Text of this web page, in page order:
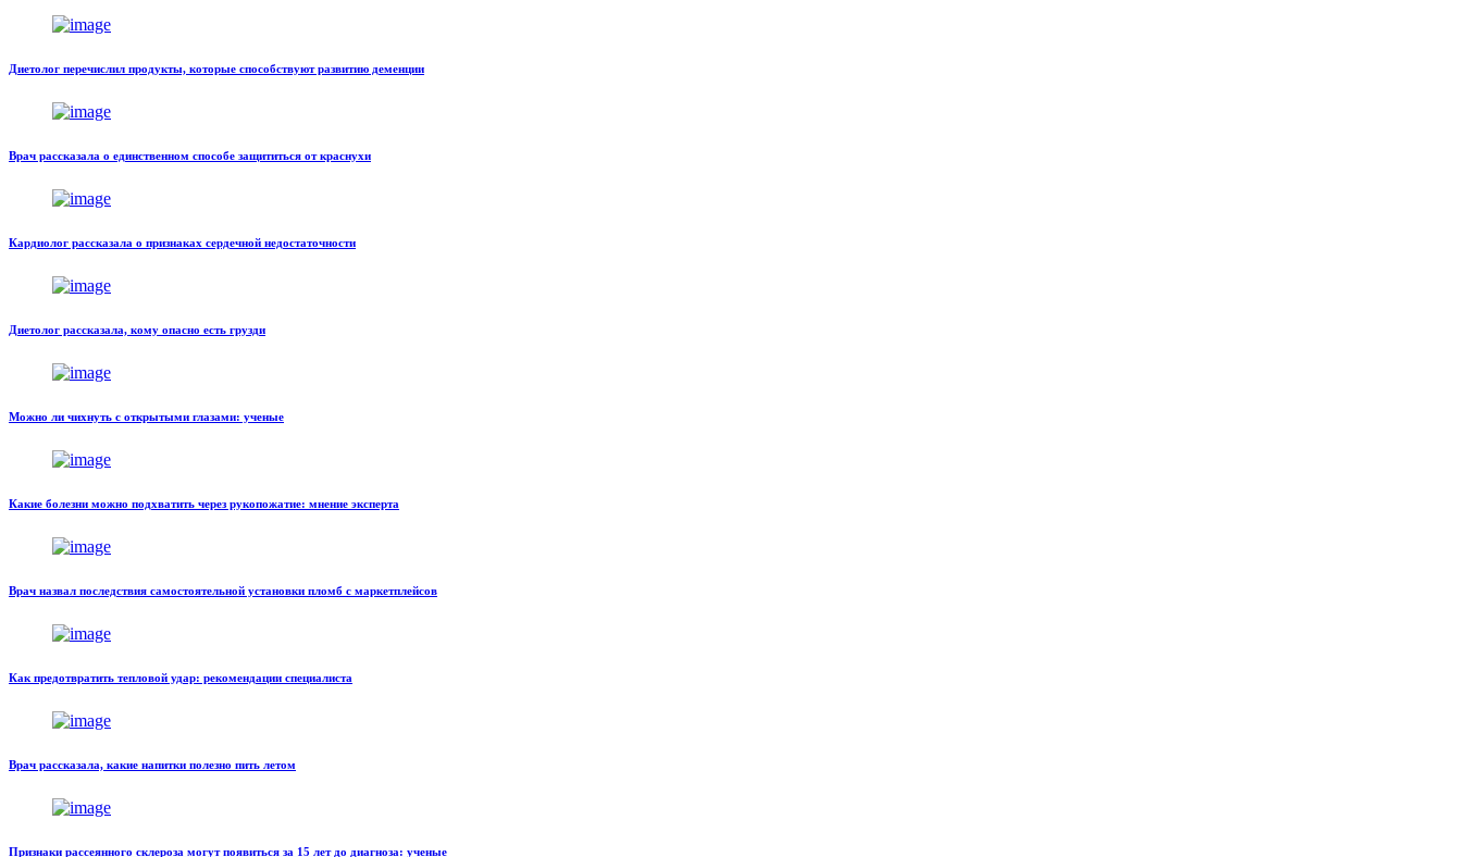
Диетолог перечислил продукты, которые способствуют развитию деменции
Врач рассказала о единственном способе защититься от краснухи
Кардиолог рассказала о признаках сердечной недостаточности
Диетолог рассказала, кому опасно есть грузди
Можно ли чихнуть с открытыми глазами: ученые
Какие болезни можно подхватить через рукопожатие: мнение эксперта
Врач назвал последствия самостоятельной установки пломб с маркетплейсов
Как предотвратить тепловой удар: рекомендации специалиста
Врач рассказала, какие напитки полезно пить летом
Признаки рассеянного склероза могут появиться за 15 лет до диагноза: ученые